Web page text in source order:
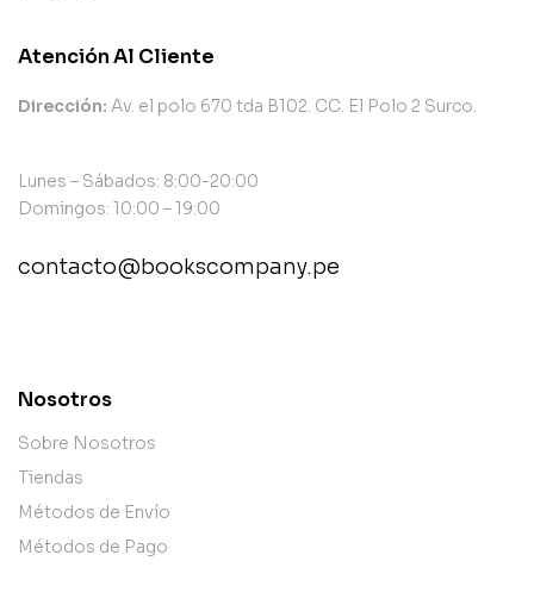
Atención Al Cliente
Dirección: Av. el polo 670 tda B102. CC. El Polo 2 Surco.
Lunes – Sábados: 8:00-20:00
Domingos: 10:00 – 19:00
contacto@bookscompany.pe
Nosotros
Sobre Nosotros
Tiendas
Métodos de Envío
Métodos de Pago